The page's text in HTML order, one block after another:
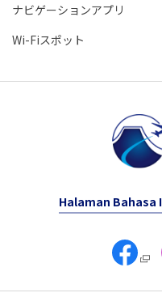
ナビゲーションアプリ
Wi-Fiスポット
Halaman Bahasa